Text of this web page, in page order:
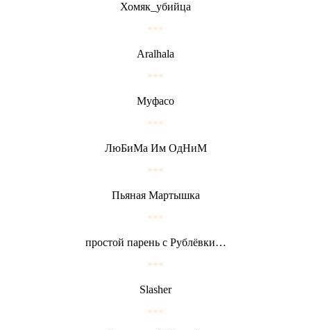
Хомяк_убийца
***
Aralhala
***
Муфасо
***
ЛюБиМа Им ОдНиМ
***
Пьяная Мартышка
***
простой парень с Рублёвки…
***
Slasher
***